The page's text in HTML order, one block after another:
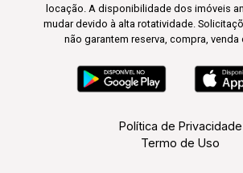
locação. A disponibilidade dos imóveis
mudar devido à alta rotatividade.
não garantem reserva, compra, venda
Política de Privacidade
Termo de Uso